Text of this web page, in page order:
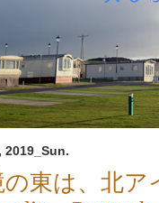
2019_Sun.
の東は、北